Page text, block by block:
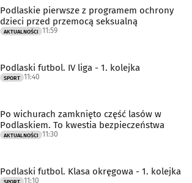
Podlaskie pierwsze z programem ochrony
dzieci przed przemocą seksualną
AKTUALNOŚCI 11:59
Podlaski futbol. IV liga - 1. kolejka
SPORT 11:40
Po wichurach zamknięto część lasów w
Podlaskiem. To kwestia bezpieczeństwa
AKTUALNOŚCI 11:30
Podlaski futbol. Klasa okręgowa - 1. kolejka
SPORT 11:10